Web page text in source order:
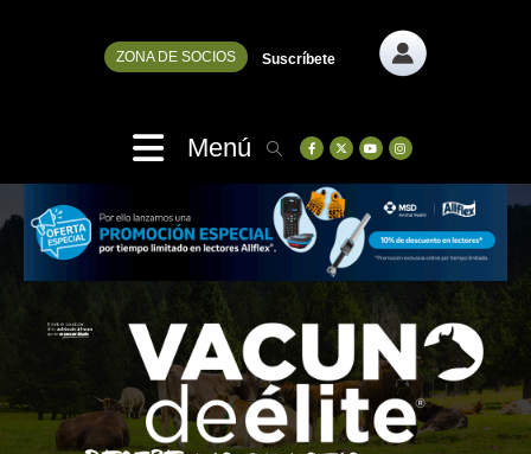
ZONA DE SOCIOS Suscríbete
Menú